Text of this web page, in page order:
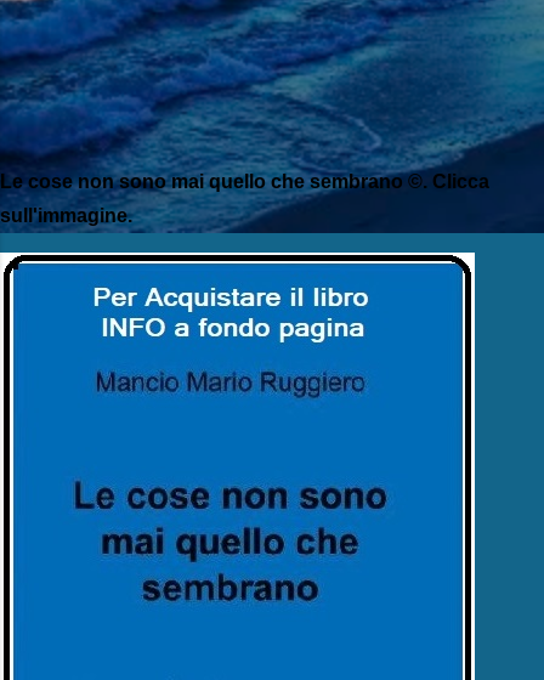
Le cose non sono mai quello che sembrano ©. Clicca
sull'immagine.